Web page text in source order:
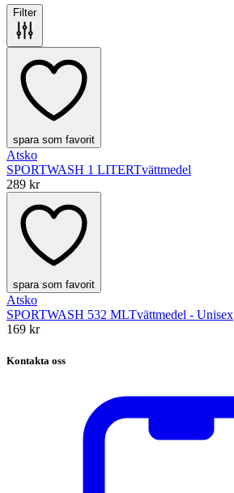
Filter
spara som favorit
Atsko
SPORTWASH 1 LITERTvättmedel
289 kr
spara som favorit
Atsko
SPORTWASH 532 MLTvättmedel - Unisex
169 kr
Kontakta oss